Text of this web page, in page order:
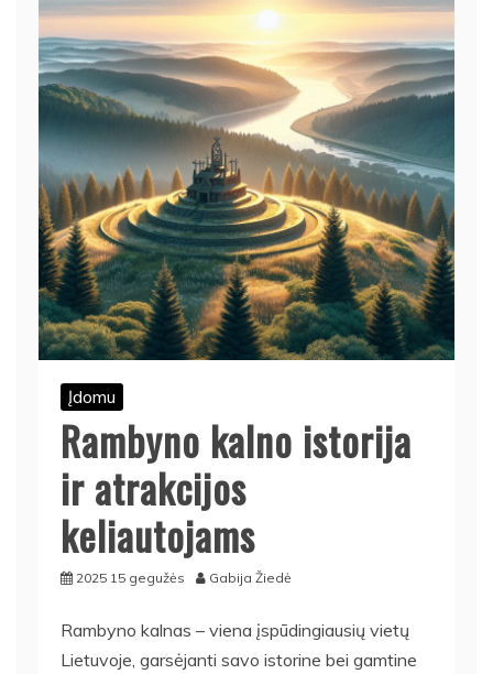
Įdomu
Rambyno kalno istorija
ir atrakcijos
keliautojams
2025 15 gegužės Gabija Žiedė
Rambyno kalnas – viena įspūdingiausių vietų
Lietuvoje, garsėjanti savo istorine bei gamtine